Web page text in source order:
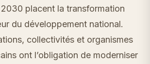
placent la transformation
du développement national.
collectivités et organismes
ont l’obligation de moderniser